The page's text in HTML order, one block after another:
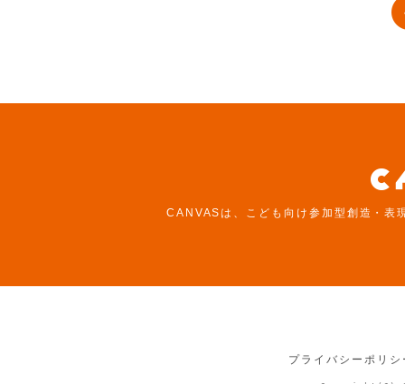
CANVASは、こども向け参加型創造・表
プライバシーポリ